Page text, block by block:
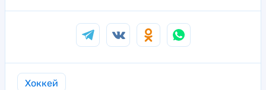
Хоккей